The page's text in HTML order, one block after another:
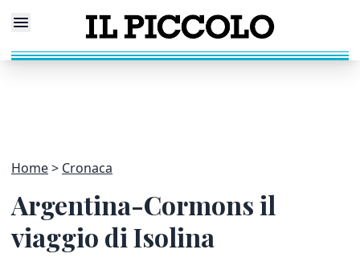
Home Cronaca
Argentina-Cormons il
viaggio di Isolina